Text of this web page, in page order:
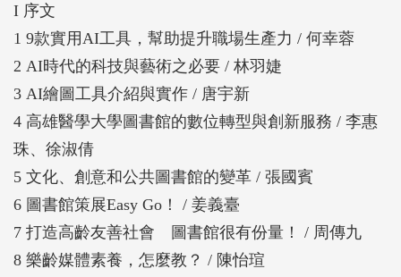
I 序文
1 9款實用AI工具，幫助提升職場生產力 / 何幸蓉
2 AI時代的科技與藝術之必要 / 林羽婕
3 AI繪圖工具介紹與實作 / 唐宇新
4 高雄醫學大學圖書館的數位轉型與創新服務 / 李惠
珠、徐淑倩
5 文化、創意和公共圖書館的變革 / 張國賓
6 圖書館策展Easy Go！ / 姜義臺
7 打造高齡友善社會 圖書館很有份量！ / 周傳九
8 樂齡媒體素養，怎麼教？ / 陳怡瑄